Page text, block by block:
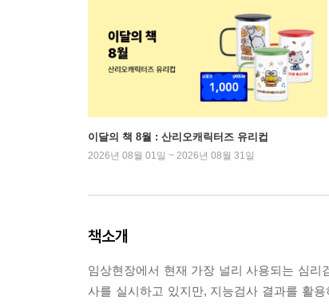
이달의 책 8월 : 산리오캐릭터즈 유리컵
2026년 08월 01일 ~ 2026년 08월 31일
책소개
임상현장에서 현재 가장 널리 사용되는 심
사를 실시하고 있지만, 지능검사 결과를 활